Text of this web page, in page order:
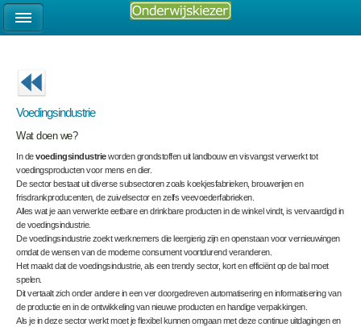
Voedingsindustrie
Wat doen we?
In devoedingsindustrieworden grondstoffen uit landbouw en visvangst verwerkt tot
voedingsproducten voor mens en dier.
De sector bestaat uit diverse subsectoren zoals koekjesfabrieken, brouwerijen en
frisdrankproducenten, de zuivelsector en zelfs veevoederfabrieken.
Alles wat je aan verwerkte eetbare en drinkbare producten in de winkel vindt, is vervaardigd in
de voedingsindustrie.
De voedingsindustrie zoekt werknemers die leergierig zijn en openstaan voor vernieuwingen
omdat de wensen van de moderne consument voortdurend veranderen.
Het maakt dat de voedingsindustrie, als een trendy sector, kort en efficiënt op de bal moet
spelen.
Dit vertaalt zich onder andere in een ver doorgedreven automatisering en informatisering van
de productie en in de ontwikkeling van nieuwe producten en handige verpakkingen.
Als je in deze sector werkt moet je flexibel kunnen omgaan met deze continue uitdagingen en